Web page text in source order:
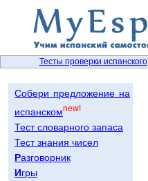
Тесты проверки испанского
Собери предложение на
испанскомnew!
Тест словарного запаса
Тест знания чисел
Разговорник
Игры